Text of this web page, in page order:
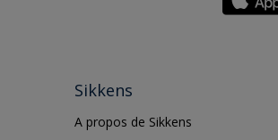
Sikkens
A propos de Sikkens